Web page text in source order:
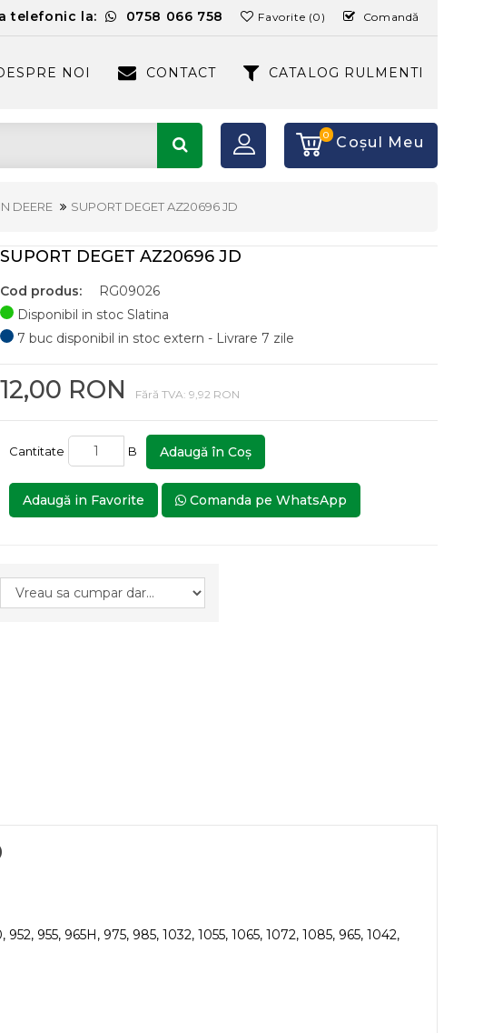
telefonic la: 0758 066 758 Favorite (0) Comandă
NOI CONTACT CATALOG RULMENTI
0 Coşul Meu
DEERE SUPORT DEGET AZ20696 JD
SUPORT DEGET AZ20696 JD
Cod produs:
RG09026
Disponibil in stoc Slatina
7 buc disponibil in stoc extern - Livrare 7 zile
12,00 RON Fără TVA: 9,92 RON
Cantitate B Adaugă în Coş
Adaugă in Favorite Comanda pe WhatsApp
955, 965H, 975, 985, 1032, 1055, 1065, 1072, 1085, 965, 1042,